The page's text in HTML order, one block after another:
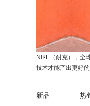
NIKE（耐克），全
技术才能产出更好
新品 热